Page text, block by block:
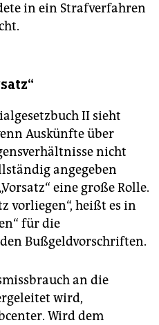
in ein Strafverfahren
II sieht
Auskünfte über
nicht
angegeben
eine große Rolle.
vorliegen“, heißt es in
für die
Bußgeldvorschriften.
an die
wird,
Wird dem